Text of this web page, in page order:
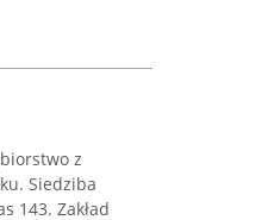
z
Siedziba
143. Zakład